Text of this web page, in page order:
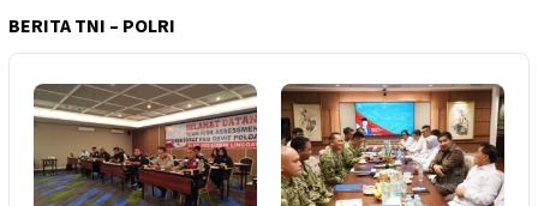
BERITA TNI – POLRI